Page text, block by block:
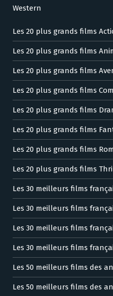
Western
Les 20 plus grands films
Les 20 plus grands films
Les 20 plus grands films
Les 20 plus grands films
Les 20 plus grands films
Les 20 plus grands films
Les 20 plus grands films
Les 20 plus grands films
Les 30 meilleurs films
Les 30 meilleurs films
Les 30 meilleurs films
Les 30 meilleurs films
Les 50 meilleurs films des
Les 50 meilleurs films des